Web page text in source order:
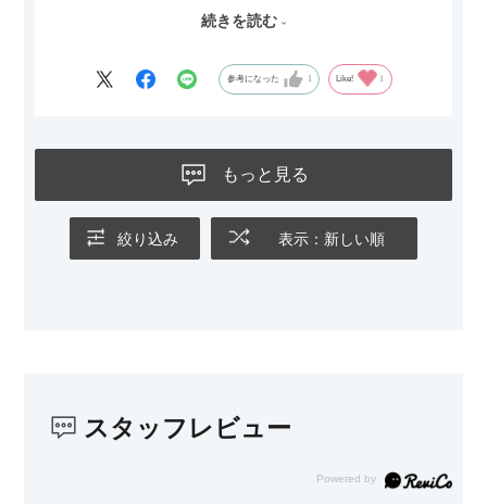
サイズは2.5人掛けですが、幅184cmとコンパクトなので圧迫感
グとのバランスもぴったりで、リビング全体がすっきり見えま
ないのもお気に入りのポイントです。さらに、わが家はソファ
の後ろ側を通ることも多い間取りなので、背面まできれいに仕
ても美しく、空間の印象を損ないません。
また、カウチのように足を伸ばしてくつろげるスタイルが理想
かせるため、普段はカウチとして使い、来客時には離してスツ
続きを読む
参考になった Like!
もっと見る
絞り込み 表示：新しい順
スタッフレビュー